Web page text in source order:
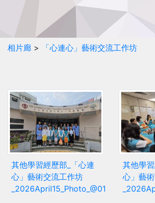
相片廊 > 「心連心」藝術交流工作坊
其他學習經歷部_「心連
心」藝術交流工作坊
_2026April15_Photo_@01
其他學
心」藝